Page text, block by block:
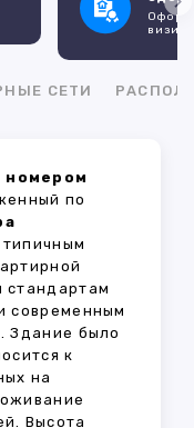
СЕТИ
номером
по
типичным
стандартам
современным
Здание было
к
на
Высота